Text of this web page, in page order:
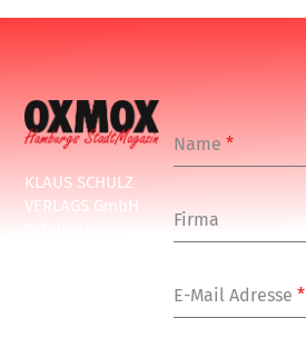
KLAUS SCHULZ
VERLAGS GmbH
Name*
Firma
E-Mail Adresse*